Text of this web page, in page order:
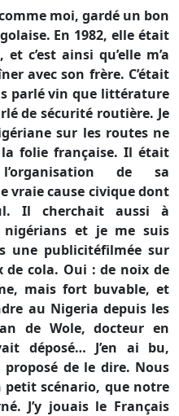
moi, gardé un bon
En 1982, elle était
c’est ainsi qu’elle m’a
avec son frère. C’était
parlé vin que littérature
de sécurité routière. Je
sur les routes ne
la folie française. Il était
de sa
vraie cause civique dont
Il cherchait aussi à
nigérians et je me suis
une publicitéfilmée sur
cola. Oui : de noix de
mais fort buvable, et
au Nigeria depuis les
de Wole, docteur en
déposé… J’en ai bu,
proposé de le dire. Nous
scénario, que notre
J’y jouais le Français